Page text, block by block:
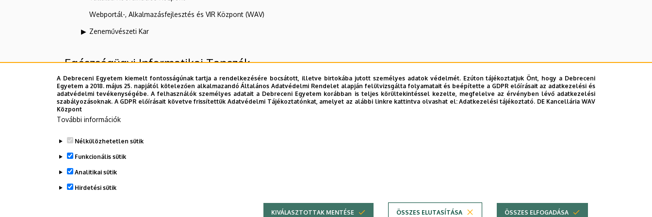
Webportál-, Alkalmazásfejlesztés és VIR Központ (WAV)
Zeneművészeti Kar
Egészségügyi Informatikai Tanszék
Felettes szervezeti egységek
Egészségtudományi Intézet
Dolgozói adatmódosítás igénylése a DE telefonkönyvében
A Debreceni Egyetem kiemelt fontosságúnak tartja a rendelkezésére bocsátott, illetve birtokába jutott személyes adatok védelmét. Ezúton tájékoztatjuk Önt, hogy a Debreceni
Egyetem a 2018. május 25. napjától kötelezően alkalmazandó Általános Adatvédelmi Rendelet alapján felülvizsgálta folyamatait és beépítette a GDPR előírásait az adatkezelési és
adatvédelmi tevékenységébe. A felhasználók személyes adatait a Debreceni Egyetem korábban is teljes körültekintéssel kezelte, megfelelve az érvényben lévő adatkezelési
szabályozásoknak. A GDPR előírásait követve frissítettük Adatvédelmi Tájékoztatónkat, amelyet az alábbi linkre kattintva olvashat el:Adatkezelési tájékoztató. DE Kancellária WAV
Központ
További információk
Nélkülözhetetlen sütik
Funkcionális sütik
Analitikai sütik
Hirdetési sütik
KIVÁLASZTOTTAK MENTÉSE ÖSSZES ELUTASÍTÁSA ÖSSZES ELFOGADÁSA